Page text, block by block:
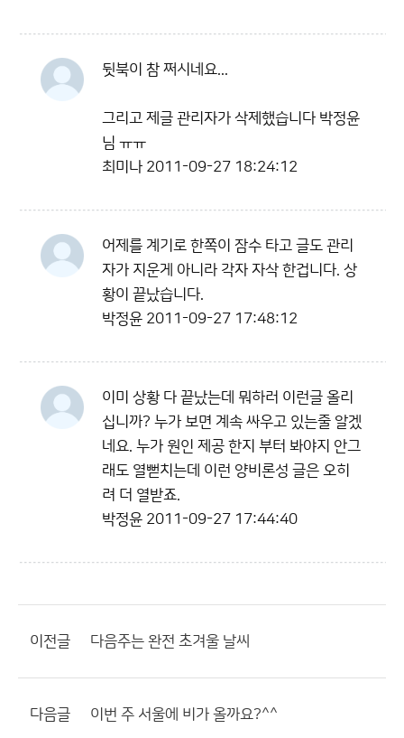
뒷북이 참 쩌시네요...
그리고 제글 관리자가 삭제했습니다 박정윤
님 ㅠㅠ
최미나 2011-09-27 18:24:12
어제를 계기로 한쪽이 잠수 타고 글도 관리
자가 지운게 아니라 각자 자삭 한겁니다. 상
황이 끝났습니다.
박정윤 2011-09-27 17:48:12
이미 상황 다 끝났는데 뭐하러 이런글 올리
십니까? 누가 보면 계속 싸우고 있는줄 알겠
네요. 누가 원인 제공 한지 부터 봐야지 안그
래도 열뻗치는데 이런 양비론성 글은 오히
려 더 열받죠.
박정윤 2011-09-27 17:44:40
이전글 다음주는 완전 초겨울 날씨
다음글 이번 주 서울에 비가 올까요?^^